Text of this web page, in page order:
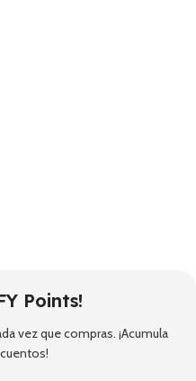
Points!
vez que compras. ¡Acumula